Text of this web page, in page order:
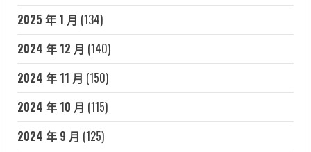
2025 年 1 月 (134)
2024 年 12 月 (140)
2024 年 11 月 (150)
2024 年 10 月 (115)
2024 年 9 月 (125)